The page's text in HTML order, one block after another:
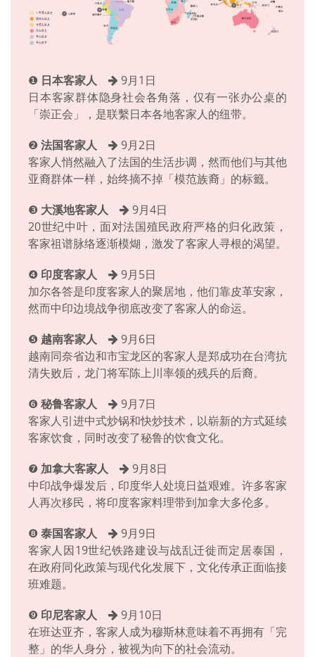
❶ 日本客家人
9月1日
日本客家群体隐身社会各角落，仅有一张办公桌的
「崇正会」，是联繫日本各地客家人的纽带。
❷ 法国客家人
9月2日
客家人悄然融入了法国的生活步调，然而他们与其他
亚裔群体一样，始终摘不掉「模范族裔」的标籤。
❸ 大溪地客家人
9月4日
20世纪中叶，面对法国殖民政府严格的归化政策，
客家祖谱脉络逐渐模煳，激发了客家人寻根的渴望。
❹ 印度客家人
9月5日
加尔各答是印度客家人的聚居地，他们靠皮革安家，
然而中印边境战争彻底改变了客家人的命运。
❺ 越南客家人
9月6日
越南同奈省边和市宝龙区的客家人是郑成功在台湾抗
清失败后，龙门将军陈上川率领的残兵的后裔。
❻ 秘鲁客家人
9月7日
客家人引进中式炒锅和快炒技术，以崭新的方式延续
客家饮食，同时改变了秘鲁的饮食文化。
❼ 加拿大客家人
9月8日
中印战争爆发后，印度华人处境日益艰难。许多客家
人再次移民，将印度客家料理带到加拿大多伦多。
❽ 泰国客家人
9月9日
客家人因19世纪铁路建设与战乱迁徙而定居泰国，
在政府同化政策与现代化发展下，文化传承正面临接
班难题。
❾ 印尼客家人
9月10日
在班达亚齐，客家人成为穆斯林意味着不再拥有「完
整」的华人身分，被视为向下的社会流动。